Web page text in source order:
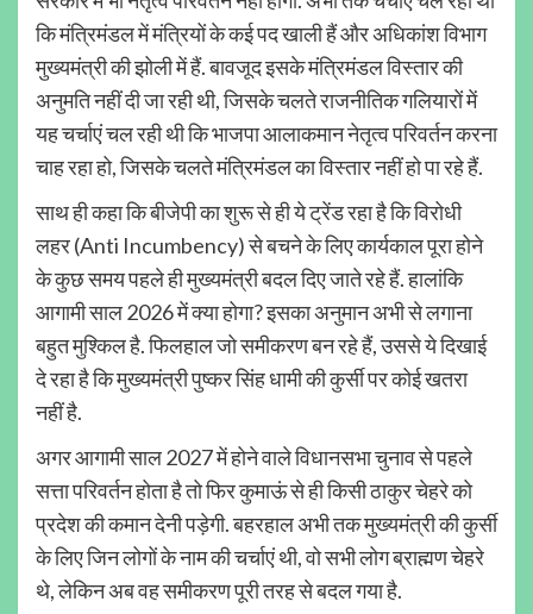
कि मंत्रिमंडल में मंत्रियों के कई पद खाली हैं और अधिकांश विभाग
मुख्यमंत्री की झोली में हैं. बावजूद इसके मंत्रिमंडल विस्तार की
अनुमति नहीं दी जा रही थी, जिसके चलते राजनीतिक गलियारों में
यह चर्चाएं चल रही थी कि भाजपा आलाकमान नेतृत्व परिवर्तन करना
चाह रहा हो, जिसके चलते मंत्रिमंडल का विस्तार नहीं हो पा रहे हैं.
साथ ही कहा कि बीजेपी का शुरू से ही ये ट्रेंड रहा है कि विरोधी
लहर (Anti Incumbency) से बचने के लिए कार्यकाल पूरा होने
के कुछ समय पहले ही मुख्यमंत्री बदल दिए जाते रहे हैं. हालांकि
आगामी साल 2026 में क्या होगा? इसका अनुमान अभी से लगाना
बहुत मुश्किल है. फिलहाल जो समीकरण बन रहे हैं, उससे ये दिखाई
दे रहा है कि मुख्यमंत्री पुष्कर सिंह धामी की कुर्सी पर कोई खतरा
नहीं है.
अगर आगामी साल 2027 में होने वाले विधानसभा चुनाव से पहले
सत्ता परिवर्तन होता है तो फिर कुमाऊं से ही किसी ठाकुर चेहरे को
प्रदेश की कमान देनी पड़ेगी. बहरहाल अभी तक मुख्यमंत्री की कुर्सी
के लिए जिन लोगों के नाम की चर्चाएं थी, वो सभी लोग ब्राह्मण चेहरे
थे, लेकिन अब वह समीकरण पूरी तरह से बदल गया है.